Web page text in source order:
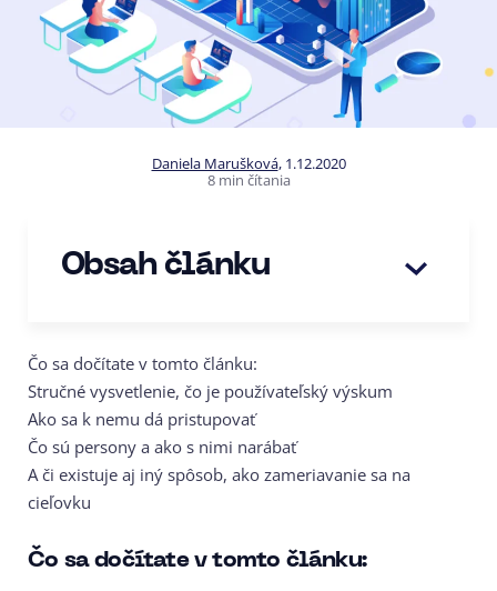
Daniela Marušková, 1.12.2020
8 min čítania
Obsah článku
Čo sa dočítate v tomto článku:
Stručné vysvetlenie, čo je používateľský výskum
Ako sa k nemu dá pristupovať
Čo sú persony a ako s nimi narábať
A či existuje aj iný spôsob, ako zameriavanie sa na
cieľovku
Čo sa dočítate v tomto článku: